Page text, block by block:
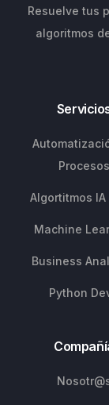
Resuelve tus
algoritmos
Procesos
Algortitmos IA
Machine
Business
Python